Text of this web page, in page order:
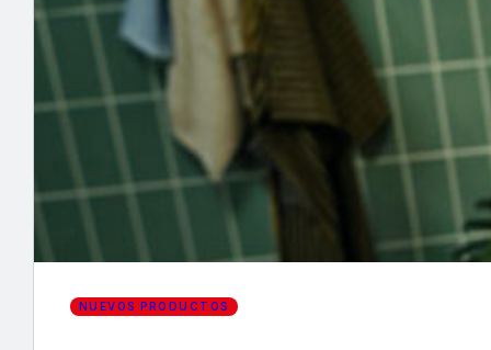
MERCADOS Y TENDENCIAS
Encuentra tu noticia
NUEVOS PRODUCTOS